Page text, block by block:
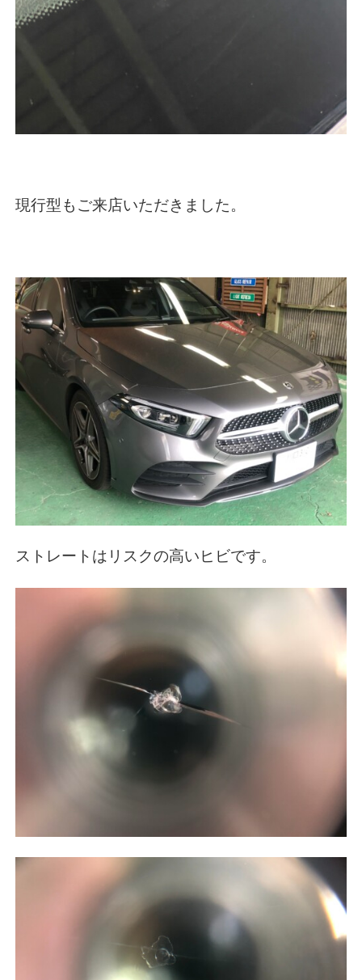
現行型もご来店いただきました。
ストレートはリスクの高いヒビです。